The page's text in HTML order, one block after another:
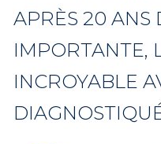
APRÈS 20 ANS
IMPORTANTE,
INCROYABLE